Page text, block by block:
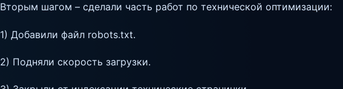
Вторым шагом – сделали часть работ по технической оптимизации:
1) Добавили файл robots.txt.
2) Подняли скорость загрузки.